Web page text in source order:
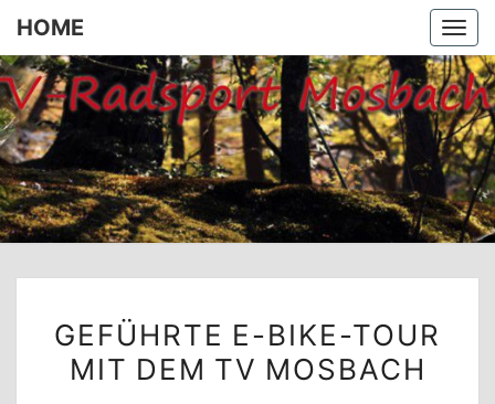
HOME
HOME
E-
BIKE-
GEFÜHRTE E-BIKE-TOUR
MIT DEM TV MOSBACH